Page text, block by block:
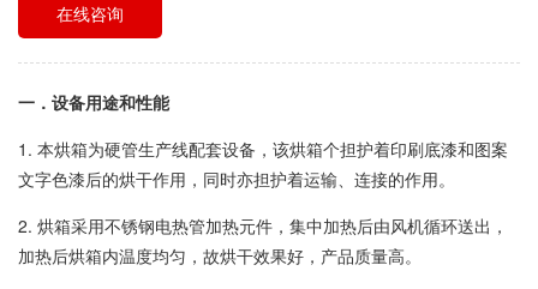
在线咨询
一．设备用途和性能
1. 本烘箱为硬管生产线配套设备，该烘箱个担护着印刷底漆和图案
文字色漆后的烘干作用，同时亦担护着运输、连接的作用。
2. 烘箱采用不锈钢电热管加热元件，集中加热后由风机循环送出，
加热后烘箱内温度均匀，故烘干效果好，产品质量高。